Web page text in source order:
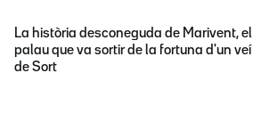
La història desconeguda de Marivent, el
palau que va sortir de la fortuna d'un veí
de Sort